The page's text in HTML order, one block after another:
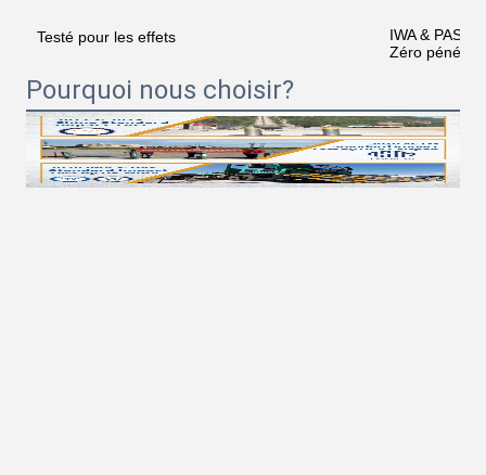
Testé pour les effets
IWA & PAS
Zéro
Pourquoi nous choisir?